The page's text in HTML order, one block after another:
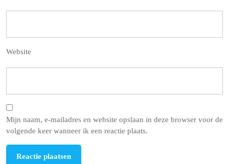
Website
Mijn naam, e-mailadres en website opslaan in deze browser voor de
volgende keer wanneer ik een reactie plaats.